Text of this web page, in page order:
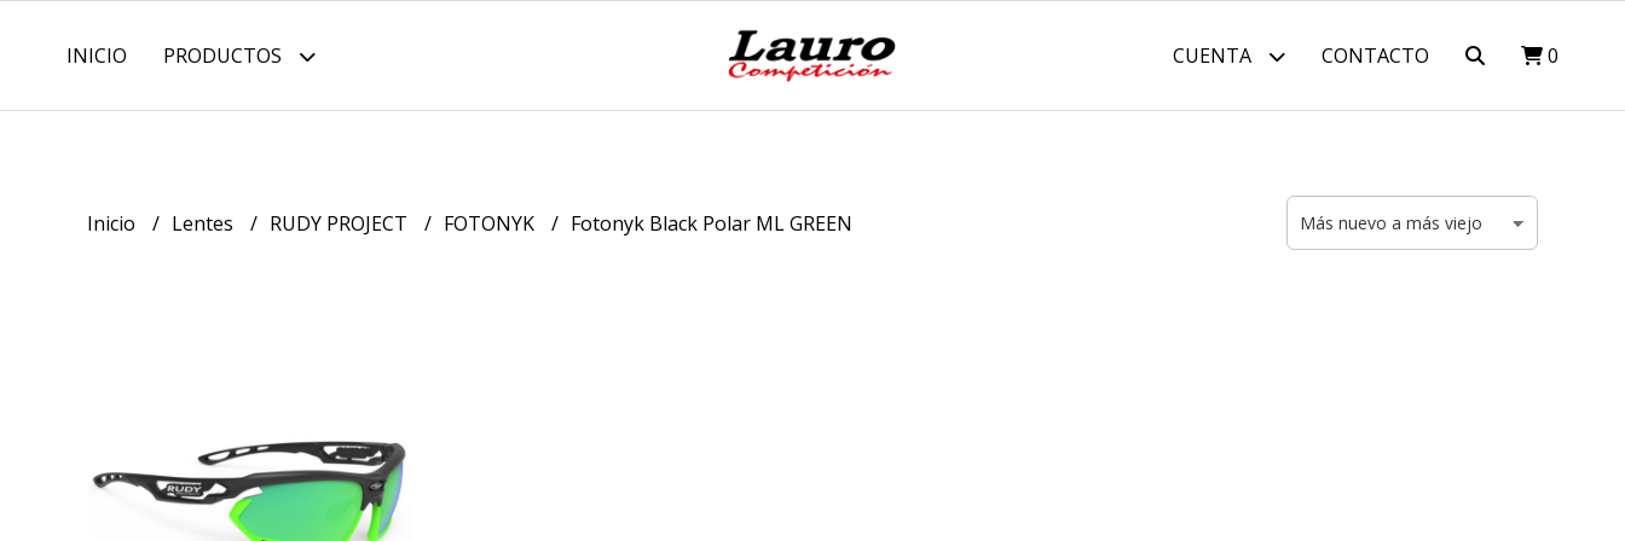
INICIO PRODUCTOS CUENTA CONTACTO 0
Inicio Lentes RUDY PROJECT FOTONYK Fotonyk Black Polar ML GREEN